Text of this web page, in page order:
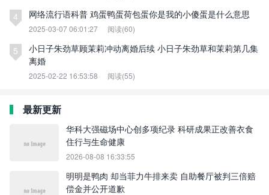
4 网络流行语科普 鸡蛋鸭蛋荷包蛋你是我的小傻蛋是什么意思
2025-03-07 06:01:27 阅读(60)
5
小日子朱劲草顾茉莉冲动离婚后续 小日子朱劲草和茉莉第几集
离婚
2025-02-22 16:53:58 阅读(55)
最新更新
华科大强磁场中心创多项纪录 科研成果正改善衣食
住行与生命健康
2026-08-08 16:33:55
明明是鸭肉 却当菲力牛排来卖 自助餐厅被判三倍赔
偿金并公开道歉